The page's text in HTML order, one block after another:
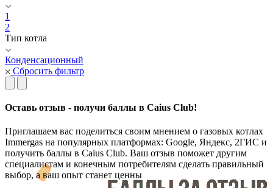
1
2
Тип котла
Конденсационный
Сбросить фильтр
Оставь отзыв - получи баллы в Caius Club!
Приглашаем вас поделиться своим мнением о газовых котлах
Immergas на популярных платформах: Google, Яндекс, 2ГИС и
получить баллы в Caius Club. Ваш отзыв поможет другим
специалистам и конечным потребителям сделать правильный
выбор, а ваш опыт станет ценны